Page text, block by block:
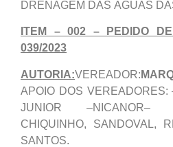
DRENAGEM DAS ÁGUAS
ITEM – 002 – PEDIDO DE
039/2023
AUTORIA:VEREADOR:
APOIO DOS
JUNIOR –NICANOR–
CHIQUINHO, SANDOVAL,
SANTOS.